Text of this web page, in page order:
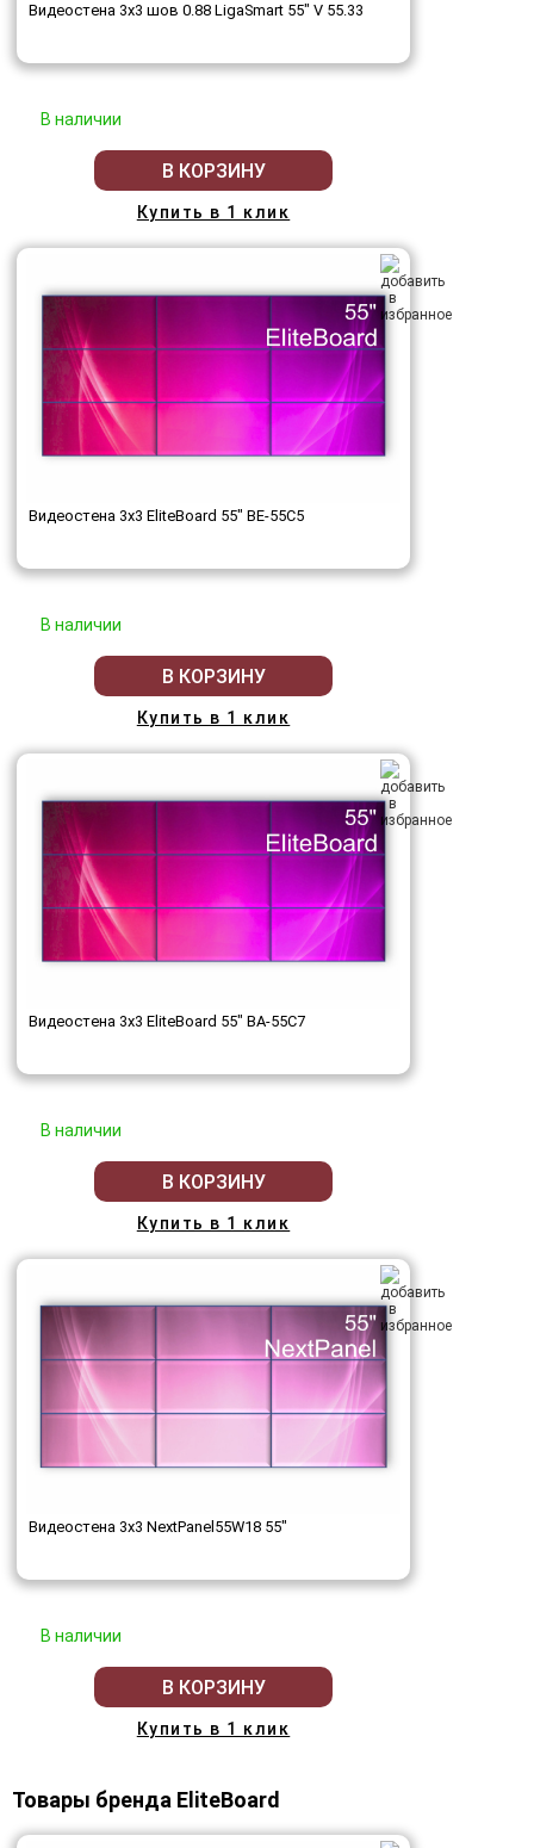
Видеостена 3x3 шов 0.88 LigaSmart 55" V 55.33
В наличии
В КОРЗИНУ
Купить в 1 клик
Видеостена 3x3 EliteBoard 55" BE-55C5
В наличии
В КОРЗИНУ
Купить в 1 клик
Видеостена 3x3 EliteBoard 55" BA-55C7
В наличии
В КОРЗИНУ
Купить в 1 клик
Видеостена 3x3 NextPanel55W18 55"
В наличии
В КОРЗИНУ
Купить в 1 клик
Товары бренда EliteBoard